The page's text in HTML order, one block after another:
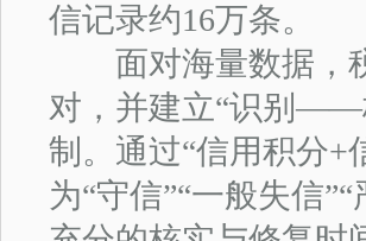
信记录约16万条。
面对海量数据，税
对，并建立“识别
制。通过“信用积分+
为“守信”“一般失信